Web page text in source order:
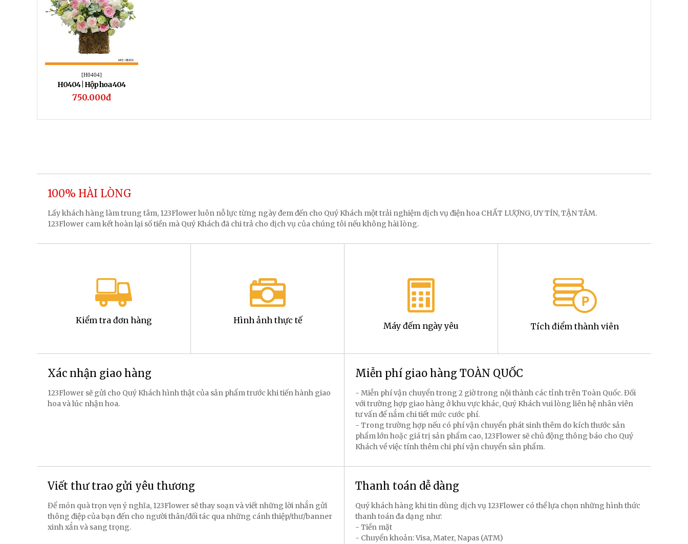
[H0404]
H0404 | Hộp hoa 404
750.000đ
100% HÀI LÒNG
Lấy khách hàng làm trung tâm, 123Flower luôn nỗ lực từng ngày đem đến cho Quý Khách một trải nghiệm dịch vụ điện hoa CHẤT LƯỢNG, UY TÍN, TẬN TÂM.
123Flower cam kết hoàn lại số tiền mà Quý Khách đã chi trả cho dịch vụ của chúng tôi nếu không hài lòng.
Kiểm tra đơn hàng Hình ảnh thực tế
Máy đếm ngày yêu Tích điểm thành viên
Xác nhận giao hàng
123Flower sẽ gửi cho Quý Khách hình thật của sản phẩm trước khi tiến hành giao
hoa và lúc nhận hoa.
Miễn phí giao hàng TOÀN QUỐC
- Miễn phí vận chuyển trong 2 giờ trong nội thành các tỉnh trên Toàn Quốc. Đối
với trường hợp giao hàng ở khu vực khác, Quý Khách vui lòng liên hệ nhân viên
tư vấn để nắm chi tiết mức cước phí.
- Trong trường hợp nếu có phí vận chuyển phát sinh thêm do kích thước sản
phẩm lớn hoặc giá trị sản phẩm cao, 123Flower sẽ chủ động thông báo cho Quý
Khách về việc tính thêm chi phí vận chuyển sản phẩm.
Viết thư trao gửi yêu thương
Để món quà trọn vẹn ý nghĩa, 123Flower sẽ thay soạn và viết những lời nhắn gửi
thông điệp của bạn đến cho người thân/đối tác qua những cánh thiệp/thư/banner
xinh xắn và sang trọng.
Thanh toán dễ dàng
Quý khách hàng khi tin dùng dịch vụ 123Flower có thể lựa chọn những hình thức
thanh toán đa dạng như:
- Tiền mặt
- Chuyển khoản: Visa, Mater, Napas (ATM)